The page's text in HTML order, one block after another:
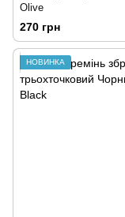
Olive
270 грн
НОВИНКА